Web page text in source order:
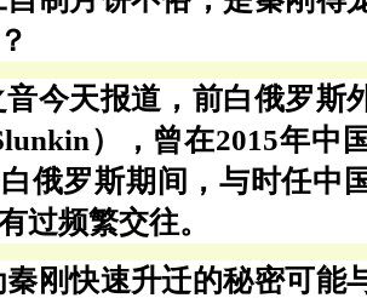
音今天报道，前白俄罗斯
），曾在2015年中
俄罗斯期间，与时任中
过频繁交往。
刚快速升迁的秘密可能